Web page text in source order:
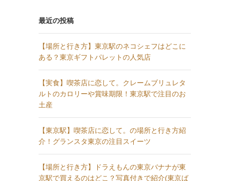
最近の投稿
【場所と行き方】東京駅のネコシェフはどこに
ある？東京ギフトパレットの人気店
【実食】喫茶店に恋して。クレームブリュレタ
ルトのカロリーや賞味期限！東京駅で注目のお
土産
【東京駅】喫茶店に恋して。の場所と行き方紹
介！グランスタ東京の注目スイーツ
【場所と行き方】ドラえもんの東京バナナが東
京駅で買えるのはどこ？写真付きで紹介(東京ば